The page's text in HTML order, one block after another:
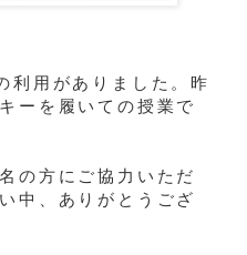
利用がありました。昨
ーを履いての授業で
の方にご協力いただ
中、ありがとうござ